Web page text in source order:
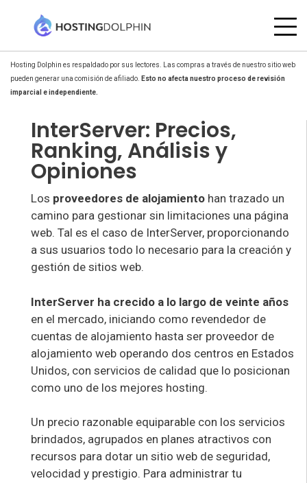
Hosting Dolphin es respaldado por sus lectores. Las compras a través de nuestro sitio web
pueden generar una comisión de afiliado.
Esto no afecta nuestro proceso de revisión
imparcial e independiente.
InterServer: Precios,
Ranking, Análisis y
Opiniones
Los proveedores de alojamiento han trazado un
camino para gestionar sin limitaciones una página
web. Tal es el caso de InterServer, proporcionando
a sus usuarios todo lo necesario para la creación y
gestión de sitios web.
InterServer ha crecido a lo largo de veinte años
en el mercado, iniciando como revendedor de
cuentas de alojamiento hasta ser proveedor de
alojamiento web operando dos centros en Estados
Unidos, con servicios de calidad que lo posicionan
como uno de los mejores hosting.
Un precio razonable equiparable con los servicios
brindados, agrupados en planes atractivos con
recursos para dotar un sitio web de seguridad,
velocidad y prestigio. Para administrar tu